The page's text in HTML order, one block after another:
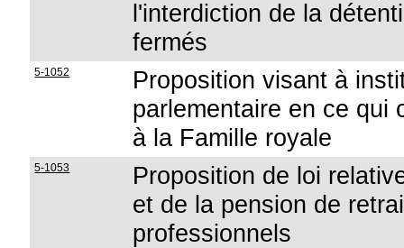
l'interdiction de la
fermés
5-1052
Proposition visant à
parlementaire en ce qui
à la Famille royale
5-1053
Proposition de loi
et de la pension de
professionnels